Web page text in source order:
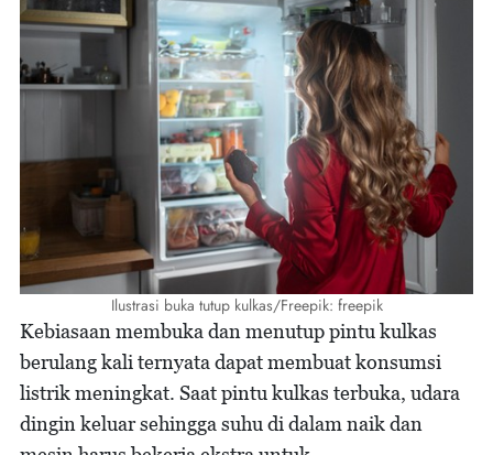
Ilustrasi buka tutup kulkas/Freepik: freepik
Kebiasaan membuka dan menutup pintu kulkas
berulang kali ternyata dapat membuat konsumsi
listrik meningkat. Saat pintu kulkas terbuka, udara
dingin keluar sehingga suhu di dalam naik dan